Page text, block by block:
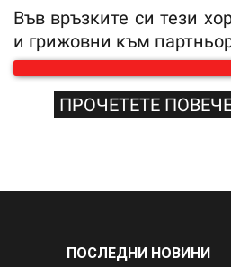
Във връзките си тези
и грижовни към
ПРОЧЕТЕТЕ
ПОСЛЕДНИ НОВИНИ